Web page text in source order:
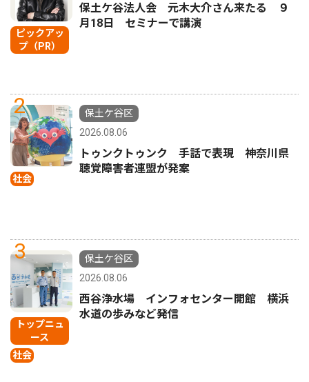
ピックアッ
プ（PR）
保土ケ谷法人会 元木大介さん来たる ９
月18日 セミナーで講演
2
社会
保土ケ谷区
2026.08.06
トゥンクトゥンク 手話で表現 神奈川県
聴覚障害者連盟が発案
3
トップニュ
ース
社会
保土ケ谷区
2026.08.06
西谷浄水場 インフォセンター開館 横浜
水道の歩みなど発信